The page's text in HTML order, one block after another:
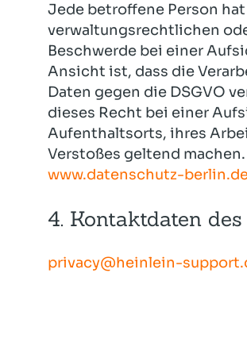
Jede betroffene Person
verwaltungsrechtlichen
Beschwerde bei einer
Ansicht ist, dass die
Daten gegen die DSGVO
dieses Recht bei einer
Aufenthaltsorts, ihres
Verstoßes geltend
www.datenschutz-
4. Kontaktdaten
privacy@heinlein-